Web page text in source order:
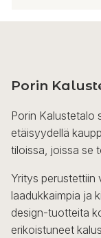
muunnelma.
tehdä
valinnat
tuotteen
sivulla.
Porin
Porin Kalustetalo
etäisyydellä
tiloissa, joissa se
Yritys perustettiin
laadukkaimpia ja
design-tuotteita
erikoistuneet